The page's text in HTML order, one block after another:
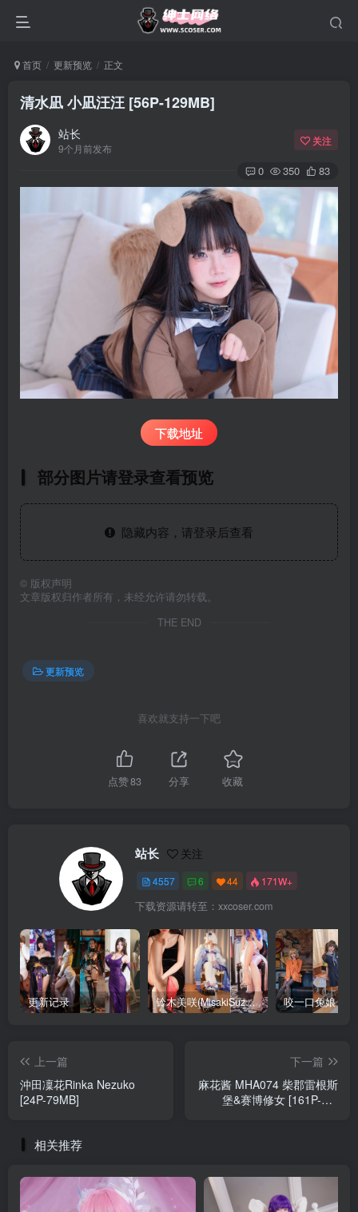
首页 更新预览 正文
清水凪 小凪汪汪 [56P-129MB]
站长
9个月前发布
关注
0 350 83
下载地址
部分图片请登录查看预览
隐藏内容，请登录后查看
© 版权声明
文章版权归作者所有，未经允许请勿转载。
THE END
更新预览
喜欢就支持一下吧
点赞83 分享 收藏
站长 关注
4557 6 44 171W+
下载资源请转至：xxcoser.com
更新记录 铃木美咲(MisakiSuzuki) 合集下载 咬一口兔娘 合
上一篇
沖田凜花Rinka Nezuko
[24P-79MB]
下一篇
麻花酱 MHA074 柴郡雷根斯
堡&赛博修女 [161P-8V-
相关推荐